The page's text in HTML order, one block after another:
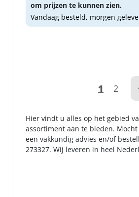
om prijzen te kunnen zien.
Vandaag besteld, morgen
1 2
Hier vindt u alles op het gebied
assortiment aan te bieden.
een vakkundig advies en/of
273327. Wij leveren in heel